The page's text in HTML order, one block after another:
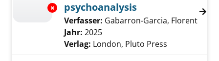
Exemplar-Details von A people's history of
psychoanalysis
Verfasser: Gabarron-Garcia, Florent
Jahr: 2025
Verlag: London, Pluto Press